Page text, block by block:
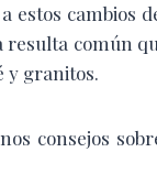
estos cambios
común
y granitos.
consejos